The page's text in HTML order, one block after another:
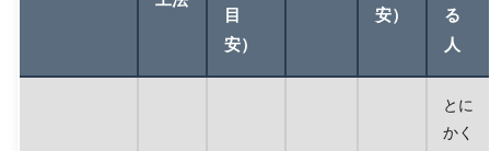
目
安）
安）
る
人
とに
かく